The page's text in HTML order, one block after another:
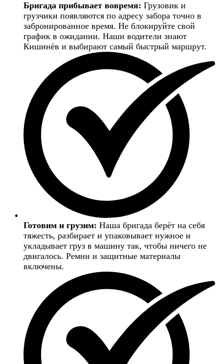
Бригада прибывает вовремя: Грузовик и
грузчики появляются по адресу забора точно в
забронированное время. Не блокируйте свой
график в ожидании. Наши водители знают
Кишинёв и выбирают самый быстрый маршрут.
Готовим и грузим: Наша бригада берёт на себя
тяжесть, разбирает и упаковывает нужное и
укладывает груз в машину так, чтобы ничего не
двигалось. Ремни и защитные материалы
включены.